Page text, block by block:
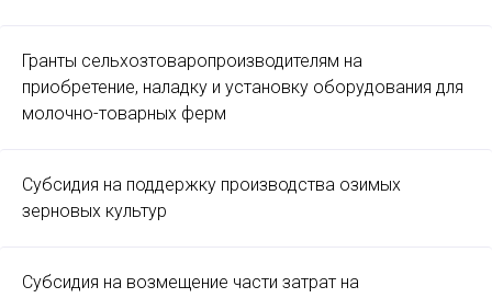
Гранты сельхозтоваропроизводителям на
приобретение, наладку и установку оборудования для
молочно-товарных ферм
Субсидия на поддержку производства озимых
зерновых культур
Субсидия на возмещение части затрат на